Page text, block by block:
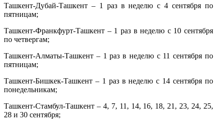
Ташкент-Дубай-Ташкент – 1 раз в неделю с 4 сентября по
пятницам;
Ташкент-Франкфурт-Ташкент – 1 раз в неделю с 10 сентября
по четвергам;
Ташкент-Алматы-Ташкент – 1 раз в неделю с 11 сентября по
пятницам;
Ташкент-Бишкек-Ташкент – 1 раз в неделю с 14 сентября по
понедельникам;
Ташкент-Стамбул-Ташкент – 4, 7, 11, 14, 16, 18, 21, 23, 24, 25,
28 и 30 сентября;